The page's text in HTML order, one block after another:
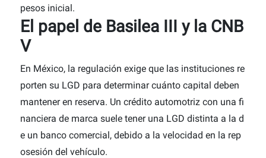
pesos inicial.
El papel de Basilea III y la CNB
V
En México, la regulación exige que las instituciones re
porten su LGD para determinar cuánto capital deben
mantener en reserva. Un crédito automotriz con una fi
nanciera de marca suele tener una LGD distinta a la d
e un banco comercial, debido a la velocidad en la rep
osesión del vehículo.